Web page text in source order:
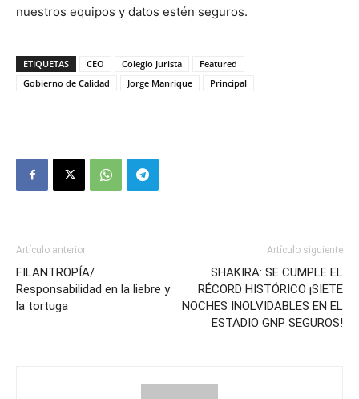
nuestros equipos y datos estén seguros.
ETIQUETAS CEO Colegio Jurista
Featured
Gobierno de Calidad
Jorge Manrique Principal
Artículo anterior
FILANTROPÍA/
Responsabilidad en la liebre y
la tortuga
Artículo siguiente
SHAKIRA: SE CUMPLE EL
RÉCORD HISTÓRICO ¡SIETE
NOCHES INOLVIDABLES EN EL
ESTADIO GNP SEGUROS!